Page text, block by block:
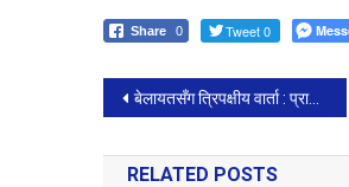
Share 0 Tweet 0
Post
navigation
बेलायतसँग त्रिपक्षीय वार्ता : प्राविधिक विषयमा छलफल
RELATED POSTS